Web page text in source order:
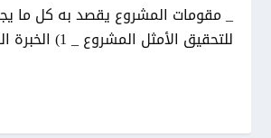
_ مقومات المشروع يقصد به كل ما
للتحقيق الأمثل المشروع _ 1) الخبرة اللازمة لتنفيذ...